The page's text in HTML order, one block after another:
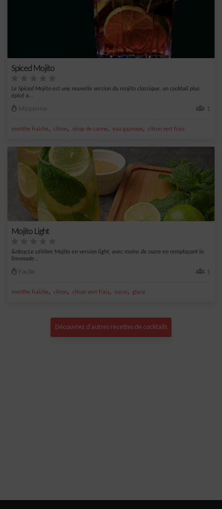
Spiced Mojito
Le Spiced Mojito est une nouvelle version du mojito classique, un cocktail plus
épicé a...
Moyenne 1
menthe fraîche, citron, sirop de canne, eau gazeuse, citron vert frais
Mojito Light
&nbsp;Le célèbre Mojito en version light, avec moins de sucre en remplaçant la
limonade...
Facile 1
menthe fraîche, citron, citron vert frais, sucre, glace
Découvrez d'autres recettes de cocktails